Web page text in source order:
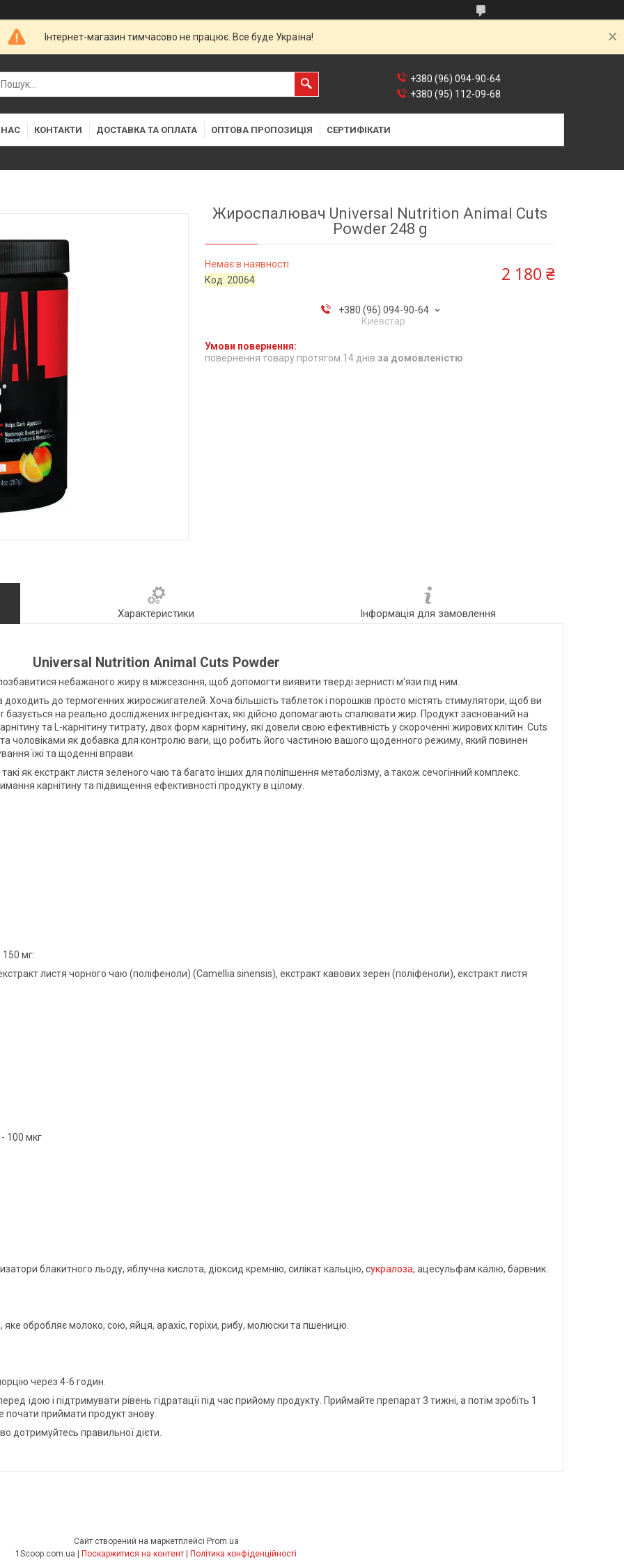
Інтернет-магазин тимчасово не працює. Все буде Україна!
+380 (96) 094-90-64
+380 (95) 112-09-68
КОНТАКТИ ДОСТАВКА ТА ОПЛАТА ОПТОВА ПРОПОЗИЦІЯ СЕРТИФІКАТИ
Жироспалювач Universal Nutrition Animal Cuts
Powder 248 g
Немає в наявності
Код: 20064 2 180 ₴
+380 (96) 094-90-64
Киевстар
повернення товару протягом 14 днів за домовленістю
Характеристики Інформація для замовлення
Universal Nutrition Animal Cuts Powder
небажаного жиру в міжсезоння, щоб допомогти виявити тверді зернисті м'язи під ним.
до термогенних жиросжигателей. Хоча більшість таблеток і порошків просто містять стимулятори, щоб ви
на реально досліджених інгредієнтах, які дійсно допомагають спалювати жир. Продукт заснований на
та L-карнітину титрату, двох форм карнітину, які довели свою ефективність у скороченні жирових клітин. Cuts
чоловіками як добавка для контролю ваги, що робить його частиною вашого щоденного режиму, який повинен
їжі та щоденні вправи.
як екстракт листя зеленого чаю та багато інших для поліпшення метаболізму, а також сечогінний комплекс.
карнітину та підвищення ефективності продукту в цілому.
150 мг:
листя чорного чаю (поліфеноли) (Camellia sinensis), екстракт кавових зерен (поліфеноли), екстракт листя
100 мкг
блакитного льоду, яблучна кислота, діоксид кремнію, силікат кальцію, сукралоза, ацесульфам калію, барвник.
яке обробляє молоко, сою, яйця, арахіс, горіхи, рибу, молюски та пшеницю.
через 4-6 годин.
їдою і підтримувати рівень гідратації під час прийому продукту. Приймайте препарат 3 тижні, а потім зробіть 1
приймати продукт знову.
дотримуйтесь правильної дієти.
Сайт створений на маркетплейсі Prom.ua
Поскаржитися на контент Політика конфіденційності